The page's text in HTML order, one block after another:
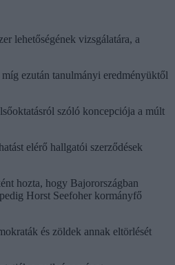
lehetőségének vizsgálatára, a
ezután tanulmányi eredményüktől
szóló koncepciója a múlt
elérő hallgatói szerződések
hozta, hogy Bajorországban
Horst Seefoher kormányfő
és zöldek annak eltörlését